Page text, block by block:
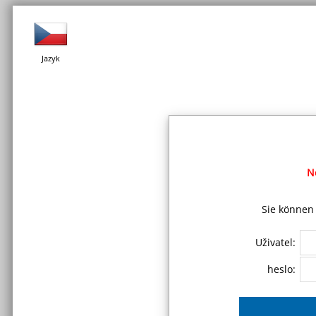
Jazyk
Sie
Uživatel:
heslo: